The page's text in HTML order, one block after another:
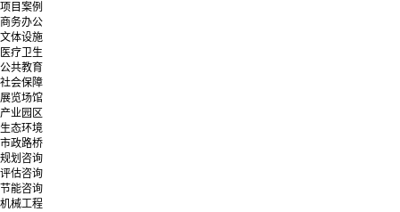
项目案例
商务办公
文体设施
医疗卫生
公共教育
社会保障
展览场馆
产业园区
生态环境
市政路桥
规划咨询
评估咨询
节能咨询
机械工程